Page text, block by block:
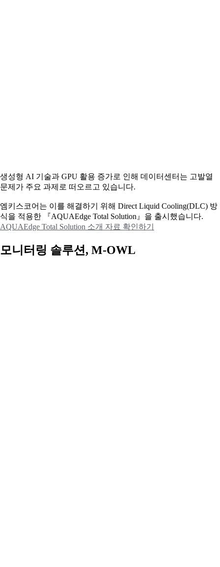
생성형 AI 기술과 GPU 활용 증가로 인해 데이터센터는 고발열
문제가 주요 과제로 떠오르고 있습니다.
엠키스코어는 이를 해결하기 위해 Direct Liquid Cooling(DLC) 방
식을 적용한 『AQUAEdge Total Solution』을 출시했습니다.
AQUAEdge Total Solution 소개 자료 확인하기
모니터링 솔루션, M-OWL